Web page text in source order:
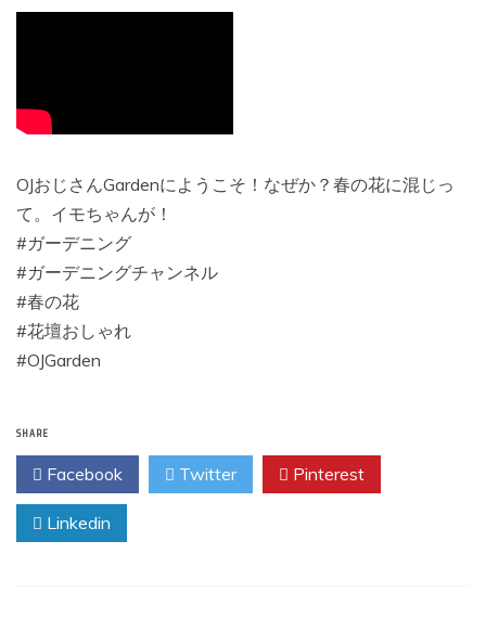
OJおじさんGardenにようこそ！なぜか？春の花に混じっ
て。イモちゃんが！
#ガーデニング
#ガーデニングチャンネル
#春の花
#花壇おしゃれ
#OJGarden
SHARE
Facebook Twitter Pinterest
Linkedin